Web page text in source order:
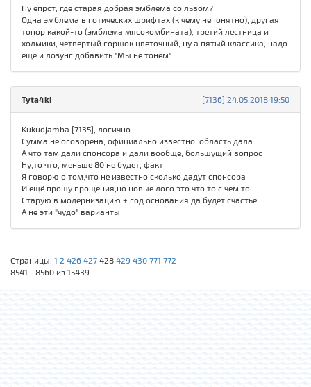
Ну епрст, где старая добрая эмблема со львом?
Одна эмблема в готических шрифтах (к чему непонятно), другая
топор какой-то (эмблема мясокомбината), третий лестница и
холмики, четвертый горшок цветочный, ну а пятый классика, надо
ещё и лозунг добавить "Мы не тонем".
[7136] 24.05.2018 19:50
Tyta4ki
Kukudjamba [7135], логично
Сумма не оговорена, официально известно, область дала
А что там дали спонсора и дали вообще, большущий вопрос
Ну,то что, меньше 80 не будет, факт
Я говорю о том,что не известно сколько дадут спонсора
И ещё прошу прощения,но новые лого это что то с чем то...
Старую в модернизацию + год основания,да будет счастье
А не эти "чудо" варианты
Страницы: 1 2 426 427 428 429 430 771 772
8541 - 8560 из 15439